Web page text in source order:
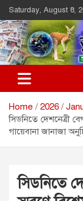
Skip
to
content
Saturday, August 8,
The Leading
Home 2026
সিডনিতে দেশনেত্রী
গায়েবানা জানাজা
সিডনিতে